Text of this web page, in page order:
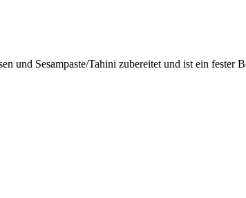
und Sesampaste/Tahini zubereitet und ist ein fester